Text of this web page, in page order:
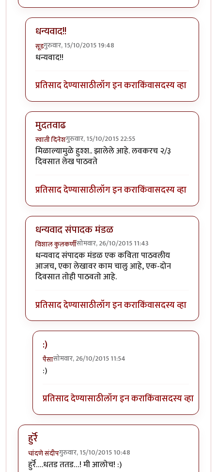
धन्यवाद!!
सूडगुरुवार, 15/10/2015 19:48
In reply to
धन्यवाद!!
प्रतिसाद देण्यासाठीलॉग इन कराकिंवासदस्य व्हा
मुदतवाढ
स्वाती दिनेशगुरुवार, 15/10/2015 22:55
In reply toमुदतवाढbyसंपादक मंडळ
मिळाल्यामुळे हुश्श.. झालेले आहे. लवकरच २/३
दिवसात लेख पाठवते
प्रतिसाद देण्यासाठीलॉग इन कराकिंवासदस्य व्हा
धन्यवाद संपादक मंडळ
विशाल कुलकर्णीसोमवार, 26/10/2015 11:43
In reply toमुदतवाढbyसंपादक मंडळ
धन्यवाद संपादक मंडळ एक कविता पाठवलीय
आजच, एका लेखावर काम चालु आहे, एक-दोन
दिवसात तोही पाठवतो आहे.
प्रतिसाद देण्यासाठीलॉग इन कराकिंवासदस्य व्हा
:)
पैसासोमवार, 26/10/2015 11:54
In reply to
:)
प्रतिसाद देण्यासाठीलॉग इन कराकिंवासदस्य व्हा
हुर्रॆ
चांदणे संदीपगुरुवार, 15/10/2015 10:48
हुर्रॆ….धतड ततड…! मी आलोच! :)